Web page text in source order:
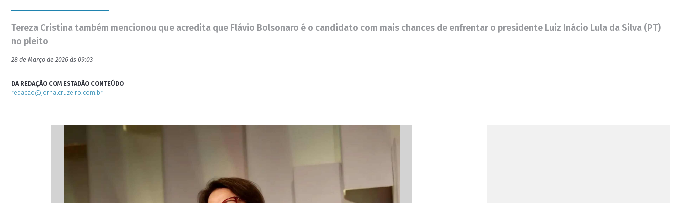
Tereza Cristina também mencionou que acredita que Flávio Bolsonaro é o candidato com mais chances de enfrentar o presidente Luiz Inácio Lula da Silva (PT)
no pleito
28 de Março de 2026 às 09:03
DA REDAÇÃO COM ESTADÃO CONTEÚDO
redacao@jornalcruzeiro.com.br